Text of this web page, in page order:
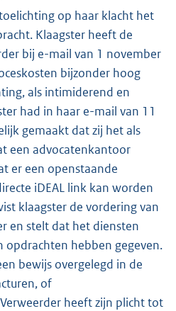
op haar klacht het
Klaagster heeft de
bij e-mail van 1 november
bijzonder hoog
als intimiderend en
had in haar e-mail van 11
gemaakt dat zij het als
een advocatenkantoor
er een openstaande
iDEAL link kan worden
klaagster de vordering van
en stelt dat het diensten
opdrachten hebben gegeven.
bewijs overgelegd in de
of
heeft zijn plicht tot